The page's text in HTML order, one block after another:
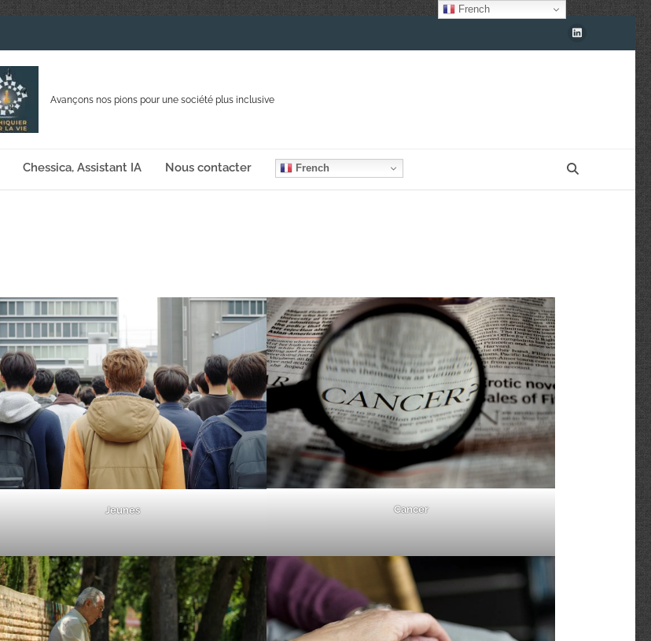
Avançons nos pions pour une société plus inclusive
Chessica, Assistant IA Nous contacter French
Jeunes Cancer
French